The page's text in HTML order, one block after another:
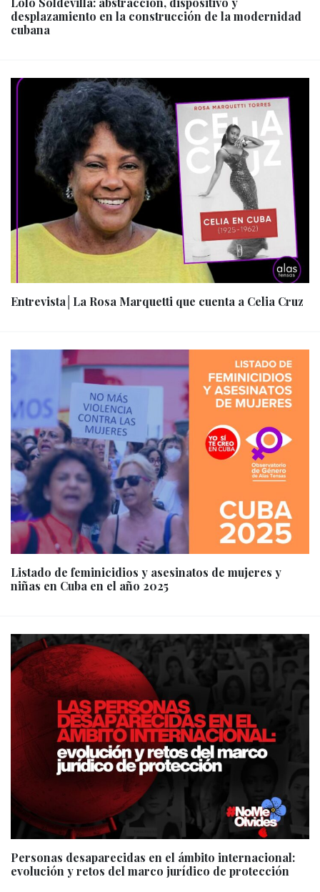
desplazamiento en la construcción de la modernidad
cubana
Entrevista│La Rosa Marquetti que cuenta a Celia Cruz
Listado de feminicidios y asesinatos de mujeres y
niñas en Cuba en el año 2025
Personas desaparecidas en el ámbito internacional:
evolución y retos del marco jurídico de protección